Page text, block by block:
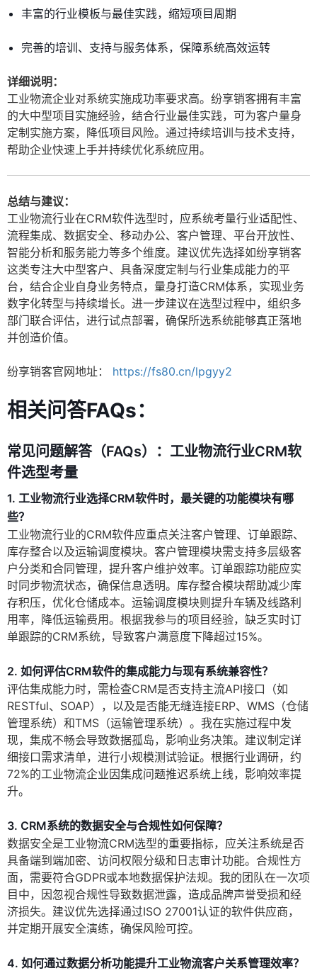
丰富的行业模板与最佳实践，缩短项目周期
完善的培训、支持与服务体系，保障系统高效运转
详细说明：
工业物流企业对系统实施成功率要求高。纷享销客拥有丰富
的大中型项目实施经验，结合行业最佳实践，可为客户量身
定制实施方案，降低项目风险。通过持续培训与技术支持，
帮助企业快速上手并持续优化系统应用。
总结与建议：
工业物流行业在CRM软件选型时，应系统考量行业适配性、
流程集成、数据安全、移动办公、客户管理、平台开放性、
智能分析和服务能力等多个维度。建议优先选择如纷享销客
这类专注大中型客户、具备深度定制与行业集成能力的平
台，结合企业自身业务特点，量身打造CRM体系，实现业务
数字化转型与持续增长。进一步建议在选型过程中，组织多
部门联合评估，进行试点部署，确保所选系统能够真正落地
并创造价值。
纷享销客官网地址： https://fs80.cn/lpgyy2
相关问答FAQs：
常见问题解答（FAQs）：工业物流行业CRM软
件选型考量
1. 工业物流行业选择CRM软件时，最关键的功能模块有哪
些？
工业物流行业的CRM软件应重点关注客户管理、订单跟踪、
库存整合以及运输调度模块。客户管理模块需支持多层级客
户分类和合同管理，提升客户维护效率。订单跟踪功能应实
时同步物流状态，确保信息透明。库存整合模块帮助减少库
存积压，优化仓储成本。运输调度模块则提升车辆及线路利
用率，降低运输费用。根据我参与的项目经验，缺乏实时订
单跟踪的CRM系统，导致客户满意度下降超过15%。
2. 如何评估CRM软件的集成能力与现有系统兼容性？
评估集成能力时，需检查CRM是否支持主流API接口（如
RESTful、SOAP），以及是否能无缝连接ERP、WMS（仓储
管理系统）和TMS（运输管理系统）。我在实施过程中发
现，集成不畅会导致数据孤岛，影响业务决策。建议制定详
细接口需求清单，进行小规模测试验证。根据行业调研，约
72%的工业物流企业因集成问题推迟系统上线，影响效率提
升。
3. CRM系统的数据安全与合规性如何保障？
数据安全是工业物流CRM选型的重要指标，应关注系统是否
具备端到端加密、访问权限分级和日志审计功能。合规性方
面，需要符合GDPR或本地数据保护法规。我的团队在一次项
目中，因忽视合规性导致数据泄露，造成品牌声誉受损和经
济损失。建议优先选择通过ISO 27001认证的软件供应商，
并定期开展安全演练，确保风险可控。
4. 如何通过数据分析功能提升工业物流客户关系管理效率？